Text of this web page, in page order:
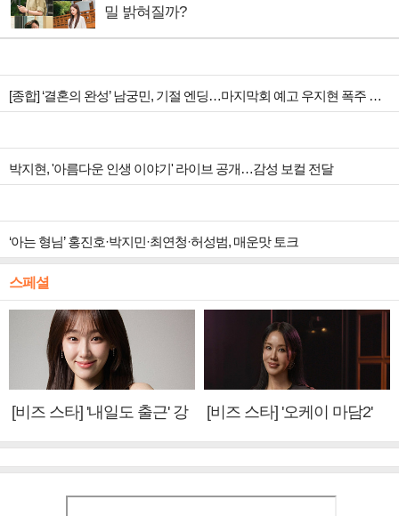
밀 밝혀질까?
[종합] ‘결혼의 완성’ 남궁민, 기절 엔딩…마지막회 예고 우지현 폭주 결말은?
박지현, '아름다운 인생 이야기' 라이브 공개…감성 보컬 전달
‘아는 형님’ 홍진호·박지민·최연청·허성범, 매운맛 토크
스페셜
[비즈 스타] '내일도 출근' 강
[비즈 스타] '오케이 마담2'